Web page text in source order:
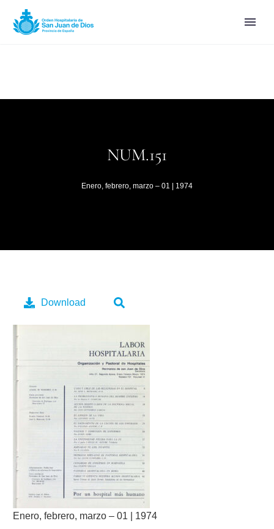
NUM.151
Enero, febrero, marzo – 01 | 1974
Enero, febrero, marzo – 01 | 1974
Download